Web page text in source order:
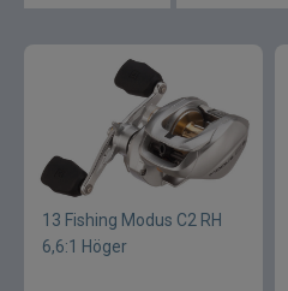
13 Fishing Modus C2 RH
6,6:1 Höger